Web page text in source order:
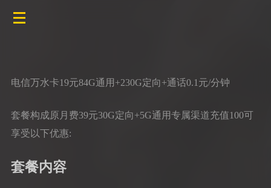
电信万水卡19元84G通用+230G定向+通话0.1元/分钟
套餐构成原月费39元30G定向+5G通用专属渠道充值100可
享受以下优惠:
套餐内容